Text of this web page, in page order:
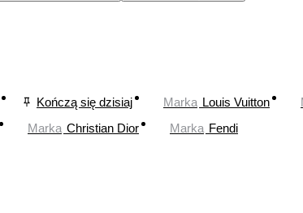
Kończą się dzisiaj Marka Louis Vuitton
Marka Christian Dior Marka Fendi